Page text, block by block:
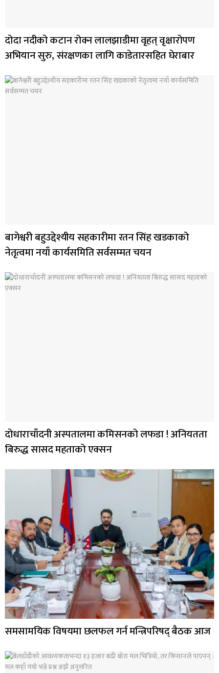
दोदा नदीको कटान रोक्न लालझाडीमा वृहत् वृक्षारोपण
अभियान सुरु, संरक्षणका लागि काडेतारसहित घेराबार
बागेश्वरी बहुउद्देश्यीय सहकारीमा रतन सिंह खडकाको
नेतृत्वमा नयाँ कार्यसमिति सर्वसम्मत चयन
दोधाराचाँदनी अस्पतालमा कमिसनको लफडा ! अनियतता
बिरुद्ध सासद महताको एक्सन
समसामयिक विषयमा छलफल गर्न मन्त्रिपरिषद् बैठक आज